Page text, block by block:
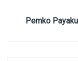
Pemko